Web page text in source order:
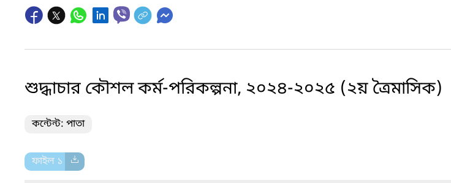
শুদ্ধাচার কৌশল কর্ম-পরিকল্পনা, ২০২৪-২০২৫ (২য় ত্রৈমাসিক)
কন্টেন্ট: পাতা
ফাইল ১